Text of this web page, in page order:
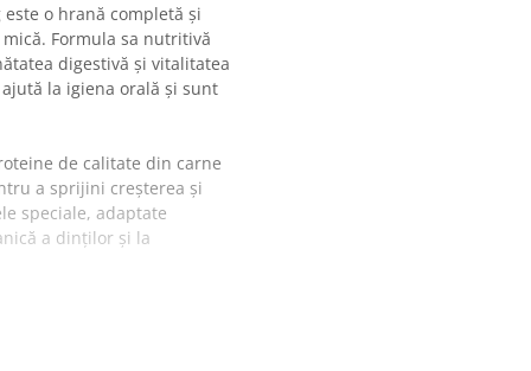
este o hrană completă și
Formula sa nutritivă
digestivă și vitalitatea
la igiena orală și sunt
de calitate din carne
a sprijini creșterea și
speciale, adaptate
a dinților și la
osos prin aportul
susțin digestia, iar
și biotina, ajută la